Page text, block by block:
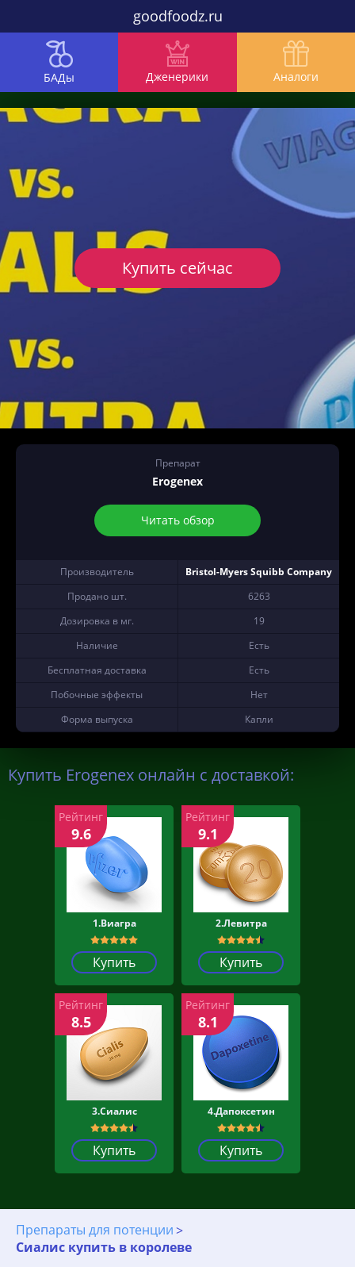
goodfoodz.ru
БАДы Дженерики Аналоги
Препарат
Erogenex
Читать обзор
Производитель
Bristol-Myers Squibb Company
Продано шт.
6263
Дозировка в мг.
19
Наличие
Есть
Бесплатная доставка
Есть
Побочные эффекты
Нет
Форма выпуска
Капли
Купить сейчас
Купить Erogenex онлайн с доставкой:
1.Виагра
Купить
Рейтинг
9.6
2.Левитра
Купить
Рейтинг
9.1
3.Сиалис
Купить
Рейтинг
8.5
4.Дапоксетин
Купить
Рейтинг
8.1
Препараты для потенции
Сиалис купить в королеве